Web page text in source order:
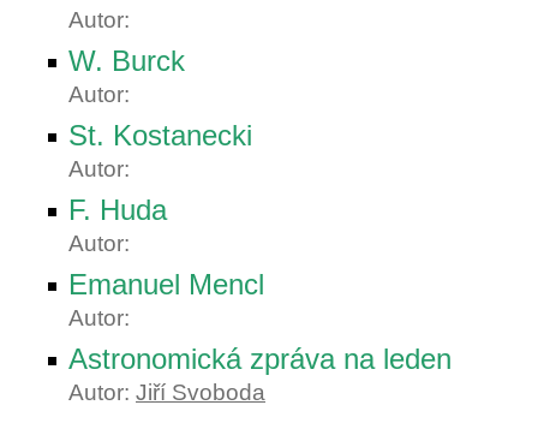
Autor:
W. Burck
Autor:
St. Kostanecki
Autor:
F. Huda
Autor:
Emanuel Mencl
Autor:
Astronomická zpráva na leden
Autor: Jiří Svoboda